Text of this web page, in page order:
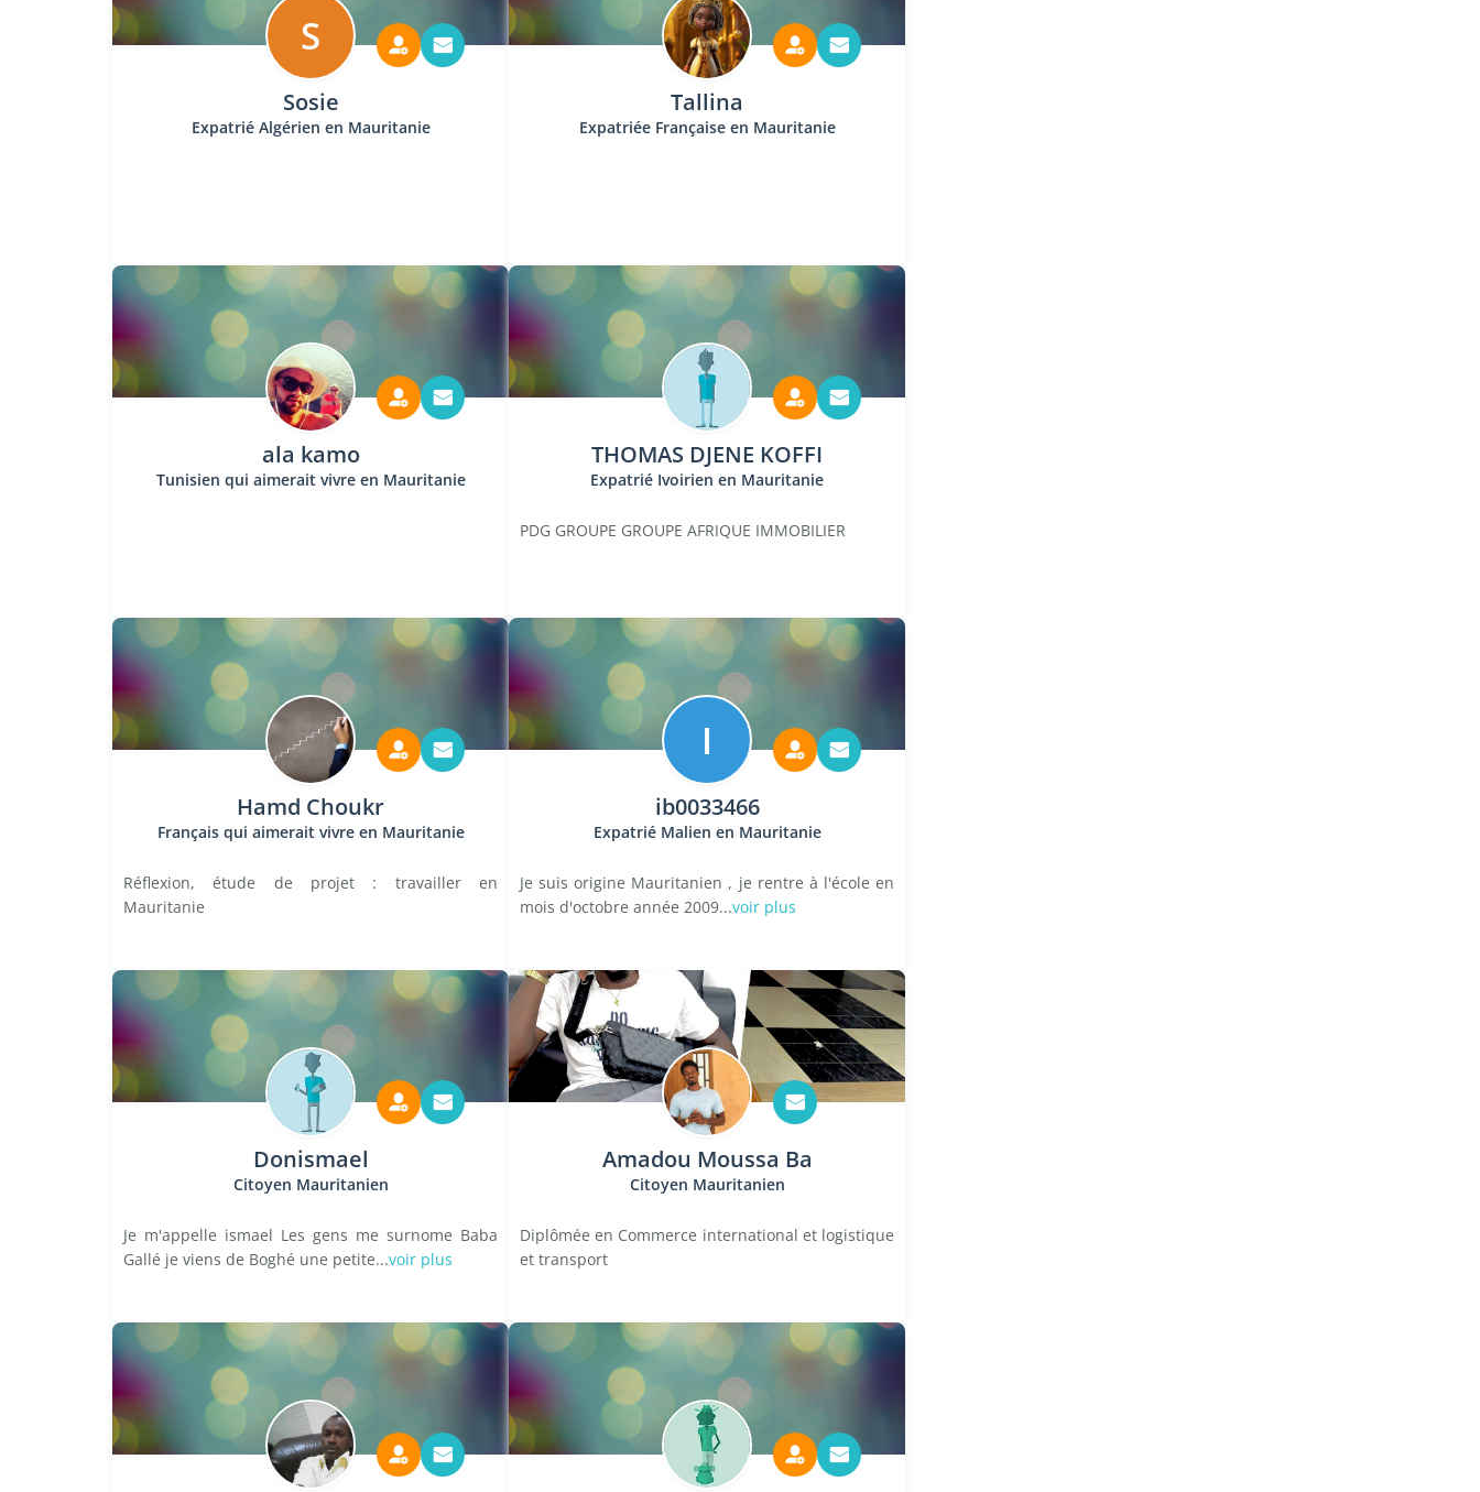
S
Sosie
Expatrié Algérien en Mauritanie
Tallina
Expatriée Française en Mauritanie
ala kamo
Tunisien qui aimerait vivre en Mauritanie
THOMAS DJENE KOFFI
Expatrié Ivoirien en Mauritanie
PDG GROUPE GROUPE AFRIQUE IMMOBILIER
Hamd Choukr
Français qui aimerait vivre en Mauritanie
Réflexion, étude de projet : travailler en
Mauritanie
I
ib0033466
Expatrié Malien en Mauritanie
Je suis origine Mauritanien , je rentre à l'école en
mois d'octobre année 2009...voir plus
Donismael
Citoyen Mauritanien
Je m'appelle ismael Les gens me surnome Baba
Gallé je viens de Boghé une petite...voir plus
Amadou Moussa Ba
Citoyen Mauritanien
Diplômée en Commerce international et logistique
et transport